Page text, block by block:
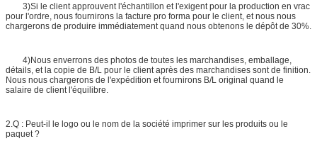
3)Si le client approuvent l'échantillon et l'exigent pour la production en vrac
pour l'ordre, nous fournirons la facture pro forma pour le client, et nous nous
chargerons de produire immédiatement quand nous obtenons le dépôt de 30%.
4)Nous enverrons des photos de toutes les marchandises, emballage,
détails, et la copie de B/L pour le client après des marchandises sont de finition.
Nous nous chargerons de l'expédition et fournirons B/L original quand le
salaire de client l'équilibre.
2.Q : Peut-il le logo ou le nom de la société imprimer sur les produits ou le
paquet ?